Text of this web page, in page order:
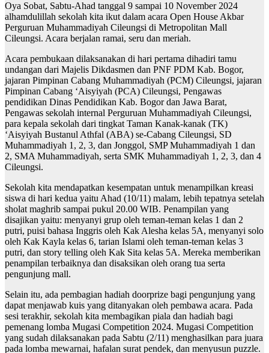
Oya Sobat, Sabtu-Ahad tanggal 9 sampai 10 November 2024
alhamdulillah sekolah kita ikut dalam acara Open House Akbar
Perguruan Muhammadiyah Cileungsi di Metropolitan Mall
Cileungsi. Acara berjalan ramai, seru dan meriah.
Acara pembukaan dilaksanakan di hari pertama dihadiri tamu
undangan dari Majelis Dikdasmen dan PNF PDM Kab. Bogor,
jajaran Pimpinan Cabang Muhammadiyah (PCM) Cileungsi, jajaran
Pimpinan Cabang ‘Aisyiyah (PCA) Cileungsi, Pengawas
pendidikan Dinas Pendidikan Kab. Bogor dan Jawa Barat,
Pengawas sekolah internal Perguruan Muhammadiyah Cileungsi,
para kepala sekolah dari tingkat Taman Kanak-kanak (TK)
‘Aisyiyah Bustanul Athfal (ABA) se-Cabang Cileungsi, SD
Muhammadiyah 1, 2, 3, dan Jonggol, SMP Muhammadiyah 1 dan
2, SMA Muhammadiyah, serta SMK Muhammadiyah 1, 2, 3, dan 4
Cileungsi.
Sekolah kita mendapatkan kesempatan untuk menampilkan kreasi
siswa di hari kedua yaitu Ahad (10/11) malam, lebih tepatnya setelah
sholat maghrib sampai pukul 20.00 WIB. Penampilan yang
disajikan yaitu: menyanyi grup oleh teman-teman kelas 1 dan 2
putri, puisi bahasa Inggris oleh Kak Alesha kelas 5A, menyanyi solo
oleh Kak Kayla kelas 6, tarian Islami oleh teman-teman kelas 3
putri, dan story telling oleh Kak Sita kelas 5A. Mereka memberikan
penampilan terbaiknya dan disaksikan oleh orang tua serta
pengunjung mall.
Selain itu, ada pembagian hadiah doorprize bagi pengunjung yang
dapat menjawab kuis yang ditanyakan oleh pembawa acara. Pada
sesi terakhir, sekolah kita membagikan piala dan hadiah bagi
pemenang lomba Mugasi Competition 2024. Mugasi Competition
yang sudah dilaksanakan pada Sabtu (2/11) menghasilkan para juara
pada lomba mewarnai, hafalan surat pendek, dan menyusun puzzle.